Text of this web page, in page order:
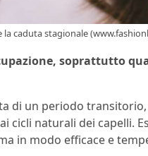
caduta stagionale
soprattutto
di un periodo
cicli naturali dei capelli.
in modo efficace e